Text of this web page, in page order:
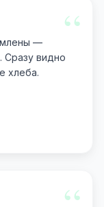
“
—
Сразу видно
хлеба.